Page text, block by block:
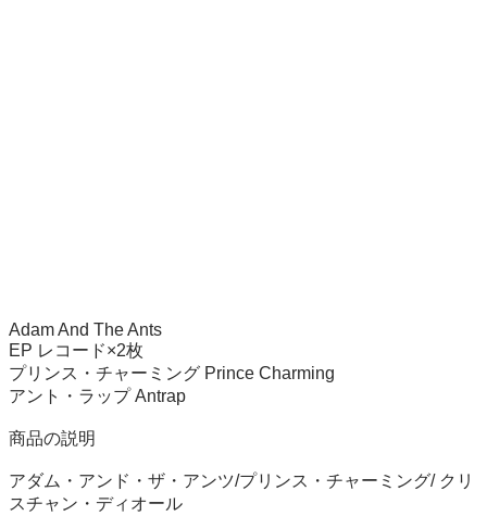
Adam And The Ants
EP レコード×2枚
プリンス・チャーミング Prince Charming
アント・ラップ Antrap
商品の説明
アダム・アンド・ザ・アンツ/プリンス・チャーミング/ クリ
スチャン・ディオール